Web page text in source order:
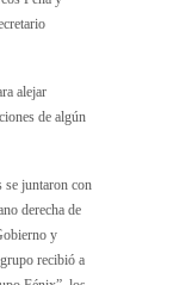
alejar
de algún
se juntaron con
derecha de
y
recibió a